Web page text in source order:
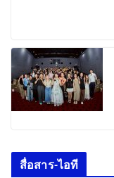
สื่อสาร-ไอที